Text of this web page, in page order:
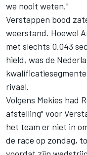
we nooit weten."
Verstappen bood
weerstand. Hoewel
met slechts 0.043
hield, was de
rivaal.
Volgens Mekies had
afstelling" voor
het team er niet in
de race op zondag,